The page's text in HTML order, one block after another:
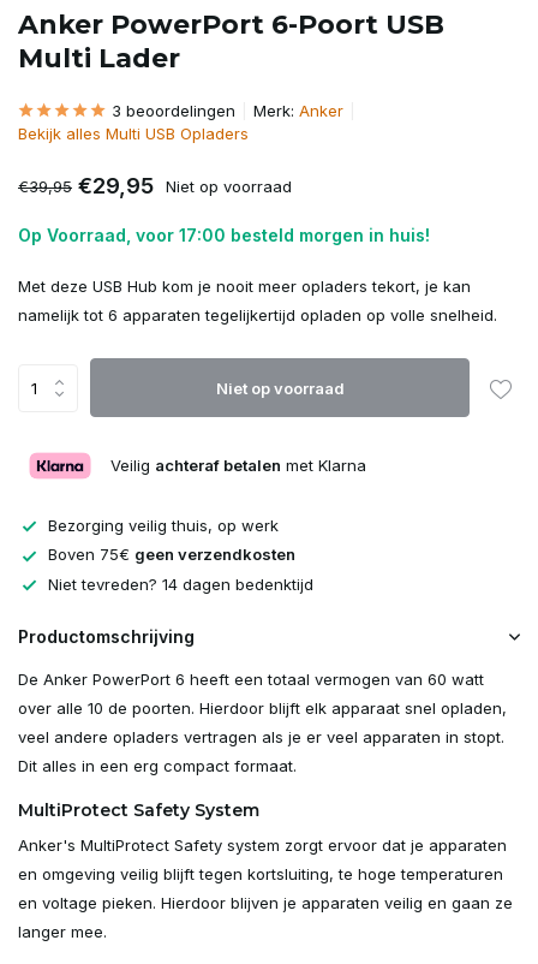
Anker PowerPort 6-Poort USB
Multi Lader
3 beoordelingen Merk: Anker
Bekijk alles Multi USB Opladers
€39,95 €29,95 Niet op voorraad
Op Voorraad, voor 17:00 besteld morgen in huis!
Met deze USB Hub kom je nooit meer opladers tekort, je kan
namelijk tot 6 apparaten tegelijkertijd opladen op volle snelheid.
Niet op voorraad
Veilig achteraf betalen met Klarna
Bezorging veilig thuis, op werk
Boven 75€ geen verzendkosten
Niet tevreden? 14 dagen bedenktijd
Productomschrijving
De Anker PowerPort 6 heeft een totaal vermogen van 60 watt
over alle 10 de poorten. Hierdoor blijft elk apparaat snel opladen,
veel andere opladers vertragen als je er veel apparaten in stopt.
Dit alles in een erg compact formaat.
MultiProtect Safety System
Anker's MultiProtect Safety system zorgt ervoor dat je apparaten
en omgeving veilig blijft tegen kortsluiting, te hoge temperaturen
en voltage pieken. Hierdoor blijven je apparaten veilig en gaan ze
langer mee.